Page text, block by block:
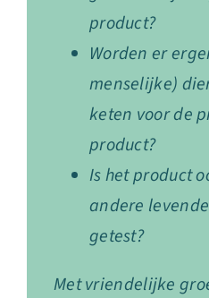
product?
Worden er
menselijke)
keten voor de
product?
Is het product
andere
getest?
Met vriendelijke